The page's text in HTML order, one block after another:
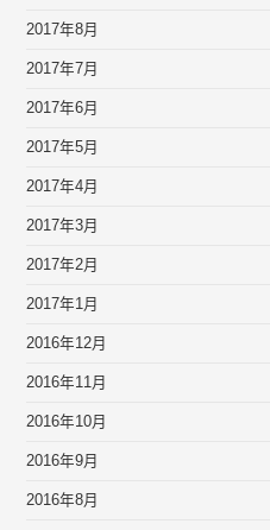
2017年8月
2017年7月
2017年6月
2017年5月
2017年4月
2017年3月
2017年2月
2017年1月
2016年12月
2016年11月
2016年10月
2016年9月
2016年8月